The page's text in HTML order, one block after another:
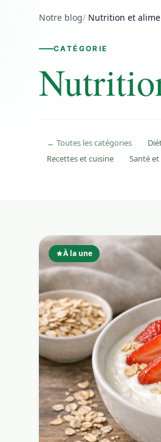
Notre blog/ Nutrition et
CATÉGORIE
← Toutes les catégories
Recettes et cuisine
Santé
À la une